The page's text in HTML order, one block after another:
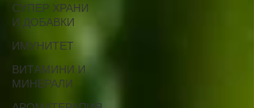
СУПЕР ХРАНИ
И ДОБАВКИ
ИМУНИТЕТ
ВИТАМИНИ И
МИНЕРАЛИ